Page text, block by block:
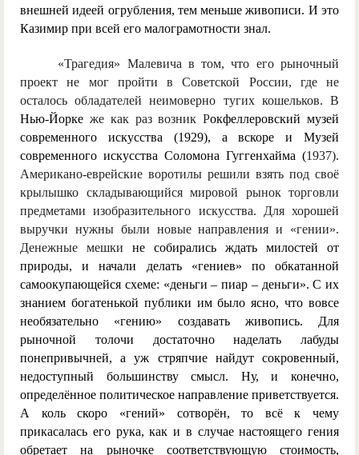
внешней идеей огрубления, тем меньше живописи. И это
Казимир при всей его малограмотности знал.
«Трагедия» Малевича в том, что его рыночный
проект не мог пройти в Советской России, где не
осталось обладателей неимоверно тугих кошельков. В
Нью-Йорке же как раз возник Рокфеллеровский музей
современного искусства (1929), а вскоре и Музей
современного искусства Соломона Гуггенхайма (1937).
Американо-еврейские воротилы решили взять под своё
крылышко складывающийся мировой рынок торговли
предметами изобразительного искусства. Для хорошей
выручки нужны были новые направления и «гении».
Денежные мешки не собирались ждать милостей от
природы, и начали делать «гениев» по обкатанной
самоокупающейся схеме: «деньги – пиар – деньги». С их
знанием богатенькой публики им было ясно, что вовсе
необязательно «гению» создавать живопись. Для
рыночной толочи достаточно наделать лабуды
понепривычней, а уж стряпчие найдут сокровенный,
недоступный большинству смысл. Ну, и конечно,
определённое политическое направление приветствуется.
А коль скоро «гений» сотворён, то всё к чему
прикасалась его рука, как и в случае настоящего гения
обретает на рыночке соответствующую стоимость,